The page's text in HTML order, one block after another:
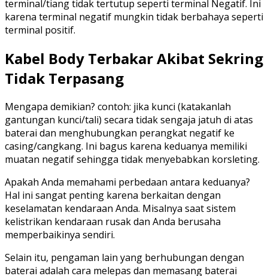
terminal/tiang tidak tertutup seperti terminal Negatif. Ini
karena terminal negatif mungkin tidak berbahaya seperti
terminal positif.
Kabel Body Terbakar Akibat Sekring
Tidak Terpasang
Mengapa demikian? contoh: jika kunci (katakanlah
gantungan kunci/tali) secara tidak sengaja jatuh di atas
baterai dan menghubungkan perangkat negatif ke
casing/cangkang. Ini bagus karena keduanya memiliki
muatan negatif sehingga tidak menyebabkan korsleting.
Apakah Anda memahami perbedaan antara keduanya?
Hal ini sangat penting karena berkaitan dengan
keselamatan kendaraan Anda. Misalnya saat sistem
kelistrikan kendaraan rusak dan Anda berusaha
memperbaikinya sendiri.
Selain itu, pengaman lain yang berhubungan dengan
baterai adalah cara melepas dan memasang baterai